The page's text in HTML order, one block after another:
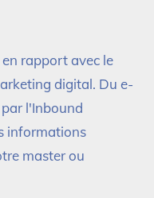
rapport avec le
digital. Du e-
l'Inbound
informations
master ou